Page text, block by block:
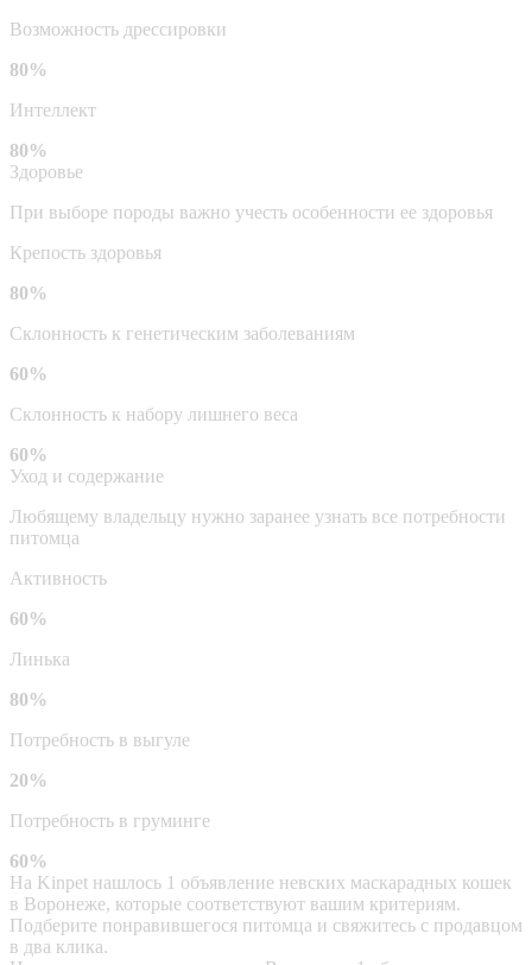
Возможность дрессировки
80%
Интеллект
80%
Здоровье
При выборе породы важно учесть особенности ее здоровья
Крепость здоровья
80%
Склонность к генетическим заболеваниям
60%
Склонность к набору лишнего веса
60%
Уход и содержание
Любящему владельцу нужно заранее узнать все потребности
питомца
Активность
60%
Линька
80%
Потребность в выгуле
20%
Потребность в груминге
60%
На Kinpet нашлось 1 объявление невских маскарадных кошек
в Воронеже, которые соответствуют вашим критериям.
Подберите понравившегося питомца и свяжитесь с продавцом
в два клика.